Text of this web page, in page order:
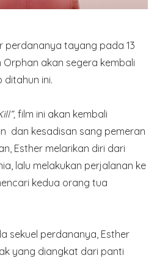
perdananya tayang pada 13
Orphan akan segera kembali
ditahun ini.
film ini akan kembali
dan kesadisan sang pemeran
Esther melarikan diri dari
lalu melakukan perjalanan ke
kedua orang tua
sekuel perdananya, Esther
yang diangkat dari panti